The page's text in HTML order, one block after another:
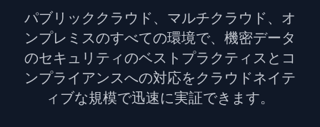
プラットフォーム
監視、トラブルシューティング、自動化、防御
AI/ML 搭載
パブリッククラウド、マルチクラウド、オ
ンプレミスのすべての環境で、機密データ
のセキュリティのベストプラクティスとコ
ンプライアンスへの対応をクラウドネイテ
ィブな規模で迅速に実証できます。